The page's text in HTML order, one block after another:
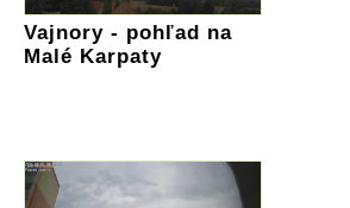
Vajnory - pohľad na
Malé Karpaty